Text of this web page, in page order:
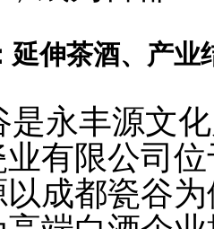
延伸茶酒、产业
是永丰源文
业有限公司
成都瓷谷